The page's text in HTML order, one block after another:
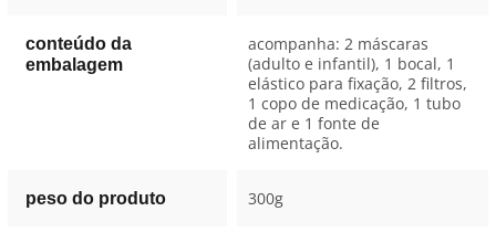
conteúdo da
embalagem
acompanha: 2 máscaras
(adulto e infantil), 1 bocal, 1
elástico para fixação, 2 filtros,
1 copo de medicação, 1 tubo
de ar e 1 fonte de
alimentação.
peso do produto 300g